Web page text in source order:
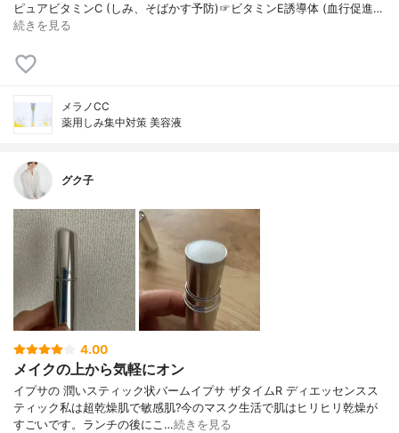
ピュアビタミンC (しみ、そばかす予防)☞ビタミンE誘導体 (血行促進…
続きを見る
メラノCC
薬用しみ集中対策 美容液
グク子
4.00
メイクの上から気軽にオン
イプサの 潤いスティック状バームイプサ ザタイムR ディエッセンスス
ティック私は超乾燥肌で敏感肌?今のマスク生活で肌はヒリヒリ乾燥が
すごいです。ランチの後にこ…続きを見る